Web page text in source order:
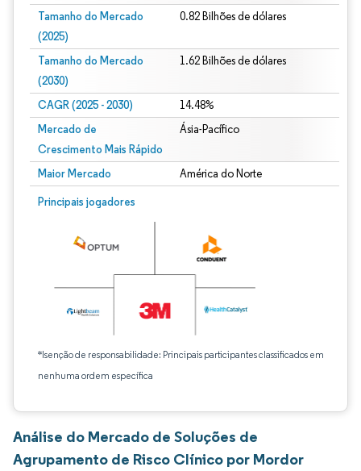
Tamanho do Mercado
(2025)
0.82 Bilhões de dólares
Tamanho do Mercado
(2030)
1.62 Bilhões de dólares
CAGR (2025 - 2030) 14.48%
Mercado de
Crescimento Mais Rápido
Ásia-Pacífico
Maior Mercado América do Norte
Principais jogadores
*Isenção de responsabilidade: Principais participantes classificados em
nenhuma ordem específica
Análise do Mercado de Soluções de
Agrupamento de Risco Clínico por Mordor